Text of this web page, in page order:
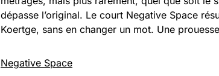
dépasse l’original. Le court Negative Space
Koertge, sans en changer un mot. Une
Negative Space